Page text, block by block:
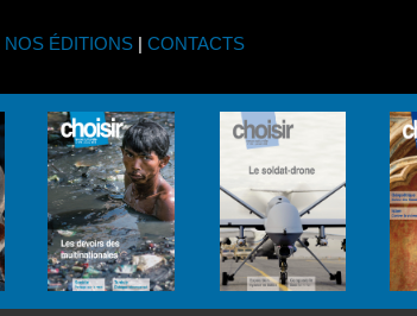
NOS ÉDITIONS| CONTACTS